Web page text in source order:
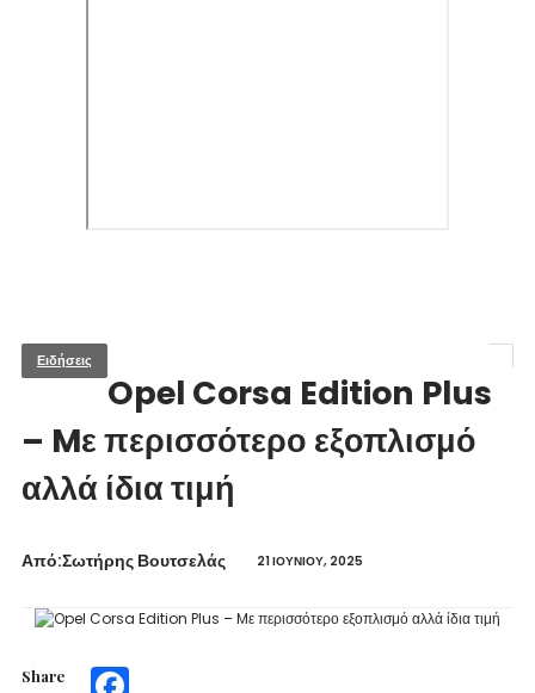
Ειδήσεις
Opel Corsa Edition Plus
– Mε περισσότερο εξοπλισμό
αλλά ίδια τιμή
Από:Σωτήρης Βουτσελάς 21 ΙΟΥΝΊΟΥ, 2025
Share Facebook